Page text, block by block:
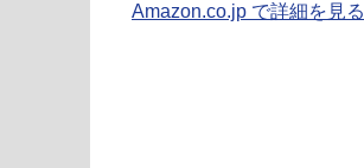
Amazon.co.jp で詳細を見る